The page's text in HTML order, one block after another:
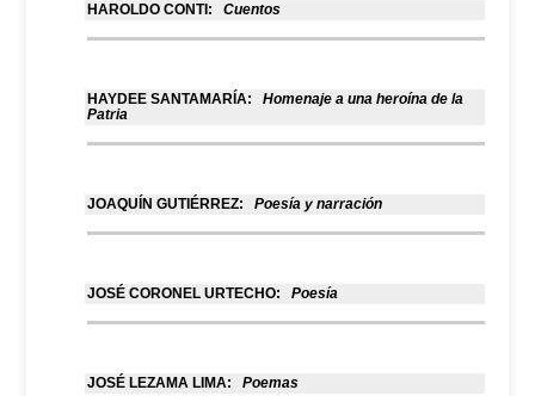
HAROLDO CONTI: Cuentos
HAYDEE SANTAMARÍA: Homenaje a una heroína de la
Patria
JOAQUÍN GUTIÉRREZ: Poesía y narración
JOSÉ CORONEL URTECHO: Poesía
JOSÉ LEZAMA LIMA: Poemas